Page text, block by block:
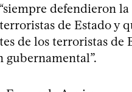
defendieron
de Estado y
de los terroristas de
gubernamental”.